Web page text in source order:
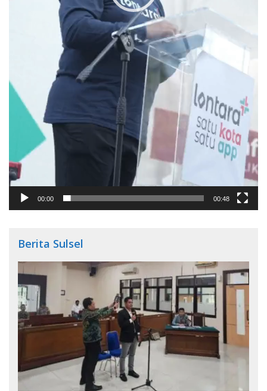
00:00 00:48
Berita Sulsel